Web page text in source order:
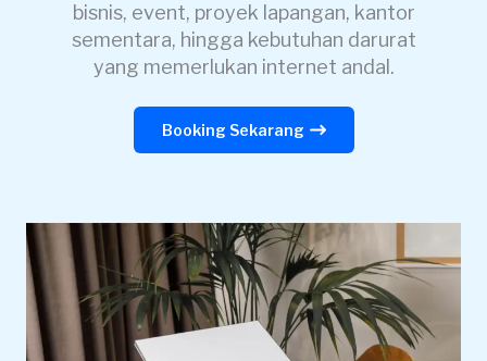
bisnis, event, proyek lapangan, kantor
sementara, hingga kebutuhan darurat
yang memerlukan internet andal.
Booking Sekarang